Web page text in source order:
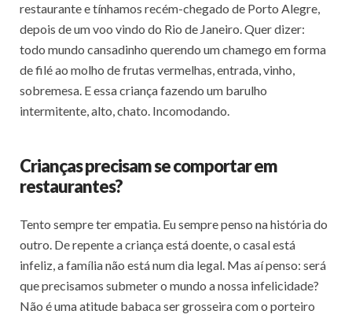
restaurante e tínhamos recém-chegado de Porto Alegre,
depois de um voo vindo do Rio de Janeiro. Quer dizer:
todo mundo cansadinho querendo um chamego em forma
de filé ao molho de frutas vermelhas, entrada, vinho,
sobremesa. E essa criança fazendo um barulho
intermitente, alto, chato. Incomodando.
Crianças precisam se comportar em
restaurantes?
Tento sempre ter empatia. Eu sempre penso na história do
outro. De repente a criança está doente, o casal está
infeliz, a família não está num dia legal. Mas aí penso: será
que precisamos submeter o mundo a nossa infelicidade?
Não é uma atitude babaca ser grosseira com o porteiro